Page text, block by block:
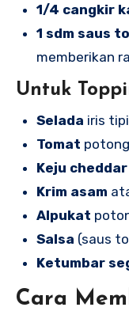
1/4 cangkir
1 sdm saus
memberikan
Untuk
Selada iris
Tomat
Keju
Krim asam
Alpukat
Salsa (saus
Ketumbar
Cara